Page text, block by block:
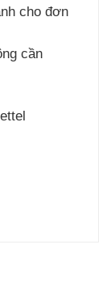
cho đơn
cần